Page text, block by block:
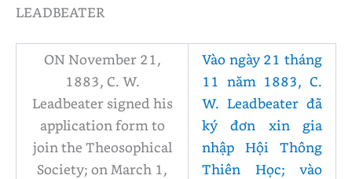
LEADBEATER
ON November 21,
1883, C. W.
Leadbeater signed his
application form to
join the Theosophical
Society; on March 1,
Vào ngày 21 tháng
11 năm 1883, C.
W. Leadbeater đã
ký đơn xin gia
nhập Hội Thông
Thiên Học; vào